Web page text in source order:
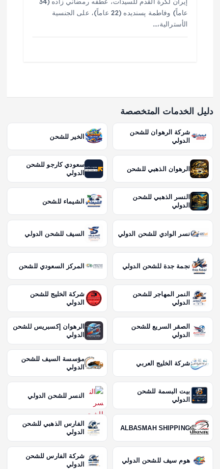
عاماً) وفاطمة پسنديده (22 عاماً)، على الجنسية
الأسترالية،…
دليل الخدمات المتخصصة
شركة الرهوان للشحن
الدولي
الخير للشحن
الرهوان الذهبي للشحن
سعودي كارجو للشحن
الدولي
النسر الذهبي للشحن
الدولي
الشيماء للشحن
نسر الوادي للشحن الدولي السيف للشحن الدولي
نجمة جدة للشحن الدولي المركز السعودي للشحن
النمر المهاجر للشحن
الدولي
شركة الخليج للشحن
الدولي
الصقر السريع للشحن
الدولي
الرهوان إكسبريس للشحن
الدولي
شركة الخليج العربي
مؤسسة السيف للشحن
الدولي
بيت البسمة للشحن
الدولي
النسر للشحن الدولي
ALBASMAH SHIPPING
الفارس الذهبي للشحن
الدولي
هوم سيف للشحن الدولي
شركة الفارس للشحن
الدولي